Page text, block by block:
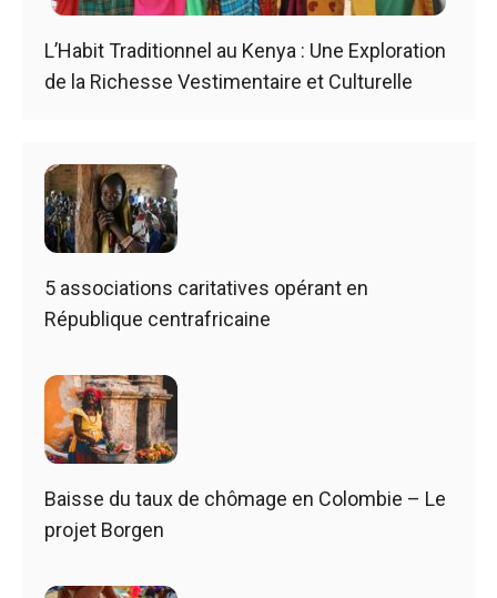
L’Habit Traditionnel au Kenya : Une Exploration
de la Richesse Vestimentaire et Culturelle
5 associations caritatives opérant en
République centrafricaine
Baisse du taux de chômage en Colombie – Le
projet Borgen